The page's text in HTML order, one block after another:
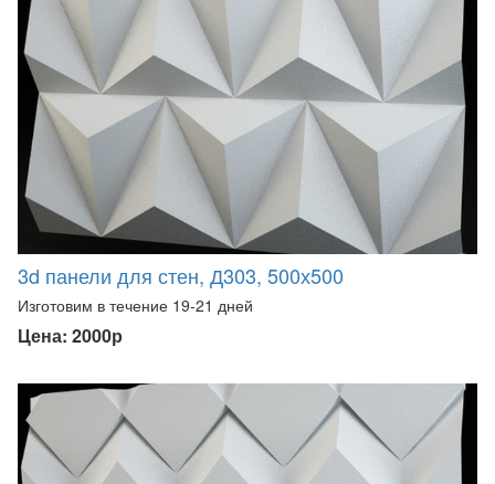
3d панели для стен, Д303, 500х500
Изготовим в течение 19-21 дней
Цена: 2000р